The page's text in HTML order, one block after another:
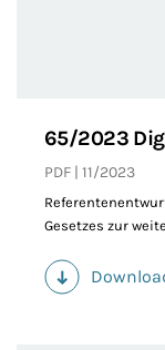
65/2023
PDF 11/2023
Gesetzes zur
(PDF)